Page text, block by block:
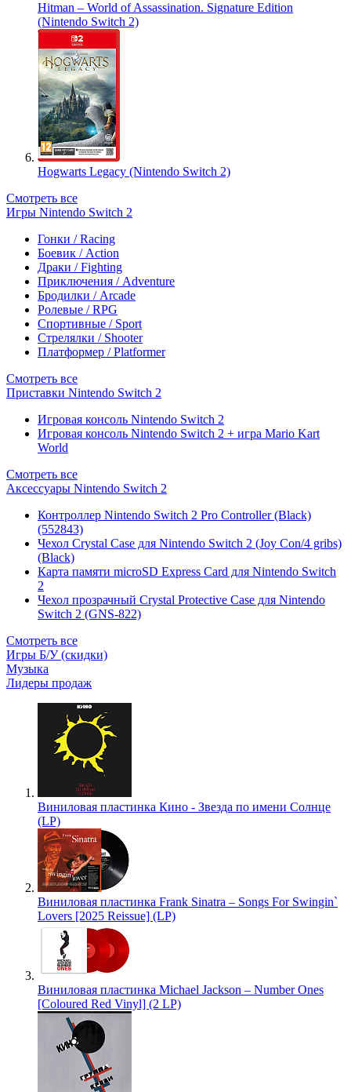
Hitman – World of Assassination. Signature Edition
(Nintendo Switch 2)
Hogwarts Legacy (Nintendo Switch 2)
Смотреть все
Игры Nintendo Switch 2
Гонки / Racing
Боевик / Action
Драки / Fighting
Приключения / Adventure
Бродилки / Arcade
Ролевые / RPG
Спортивные / Sport
Стрелялки / Shooter
Платформер / Platformer
Смотреть все
Приставки Nintendo Switch 2
Игровая консоль Nintendo Switch 2
Игровая консоль Nintendo Switch 2 + игра Mario Kart
World
Смотреть все
Аксессуары Nintendo Switch 2
Контроллер Nintendo Switch 2 Pro Controller (Black)
(552843)
Чехол Сrystal Сase для Nintendo Switch 2 (Joy Con/4 gribs)
(Black)
Карта памяти microSD Express Card для Nintendo Switch
2
Чехол прозрачный Crystal Protective Case для Nintendo
Switch 2 (GNS-822)
Смотреть все
Игры Б/У (скидки)
Музыка
Лидеры продаж
Виниловая пластинка Кино - Звезда по имени Солнце
(LP)
Виниловая пластинка Frank Sinatra – Songs For Swingin`
Lovers [2025 Reissue] (LP)
Виниловая пластинка Michael Jackson – Number Ones
[Coloured Red Vinyl] (2 LP)